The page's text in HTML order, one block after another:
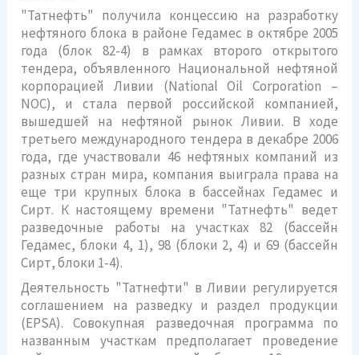
"Татнефть" получила концессию на разработку
нефтяного блока в районе Гедамес в октябре 2005
года (блок 82-4) в рамках второго открытого
тендера, объявленного Национальной нефтяной
корпорацией Ливии (National Oil Corporation –
NOC), и стала первой российской компанией,
вышедшей на нефтяной рынок Ливии. В ходе
третьего международного тендера в декабре 2006
года, где участвовали 46 нефтяных компаний из
разных стран мира, компания выиграла права на
еще три крупных блока в бассейнах Гедамес и
Сирт. К настоящему времени "Татнефть" ведет
разведочные работы на участках 82 (бассейн
Гедамес, блоки 4, 1), 98 (блоки 2, 4) и 69 (бассейн
Сирт, блоки 1-4).
Деятельность "Татнефти" в Ливии регулируется
соглашением на разведку и раздел продукции
(EPSA). Совокупная разведочная программа по
названным участкам предполагает проведение